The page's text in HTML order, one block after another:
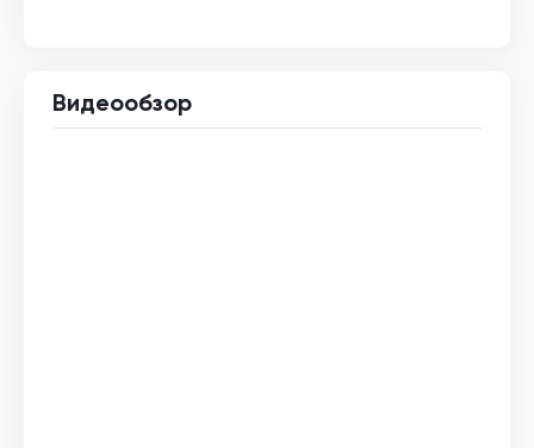
Видеообзор